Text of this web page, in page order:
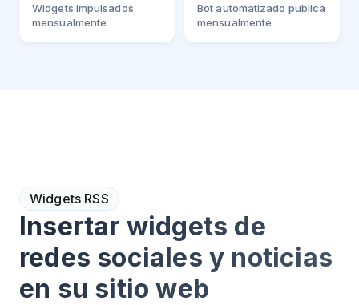
Widgets impulsados
mensualmente
Bot automatizado publica
mensualmente
Widgets RSS
Insertar widgets de
redes sociales y noticias
en su sitio web